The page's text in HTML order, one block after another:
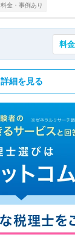
料金・事例あり
料
詳細を見る